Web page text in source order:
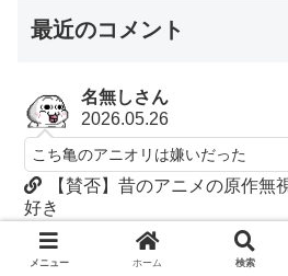
最近のコメント
名無しさん
2026.05.26
こち亀のアニオリは嫌いだった
【賛否】昔のアニメの原作無
好き
名無しさん
2025.12.22
メニュー ホーム 検索